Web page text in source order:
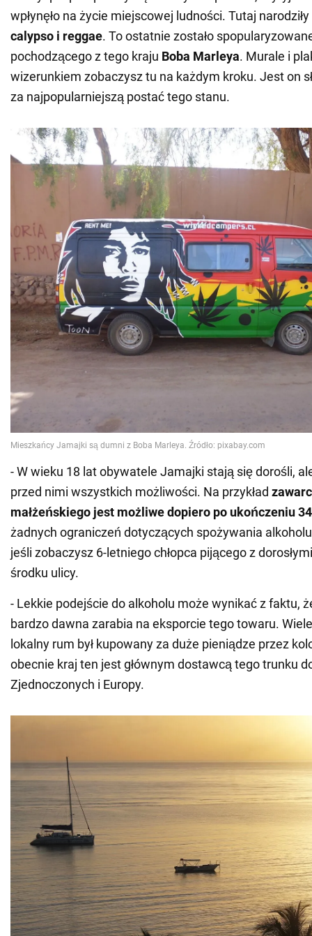
wpłynęło na życie miejscowej ludności. Tutaj
calypso i reggae. To ostatnie zostało
pochodzącego z tego kraju Boba Marleya. Murale i
wizerunkiem zobaczysz tu na każdym kroku. Jest on
za najpopularniejszą postać tego stanu.
- W wieku 18 lat obywatele Jamajki stają się dorośli,
przed nimi wszystkich możliwości. Na przykład
małżeńskiego jest możliwe dopiero po ukończeniu 34
żadnych ograniczeń dotyczących spożywania
jeśli zobaczysz 6-letniego chłopca pijącego z
środku ulicy.
- Lekkie podejście do alkoholu może wynikać z faktu,
bardzo dawna zarabia na eksporcie tego towaru.
lokalny rum był kupowany za duże pieniądze przez
obecnie kraj ten jest głównym dostawcą tego trunku
Zjednoczonych i Europy.